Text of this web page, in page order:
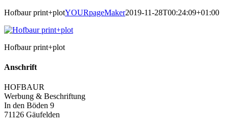
Hofbaur print+plotYOURpageMaker2019-11-28T00:24:09+01:00
Hofbaur print+plot
Anschrift
HOFBAUR
Werbung & Beschriftung
In den Böden 9
71126 Gäufelden